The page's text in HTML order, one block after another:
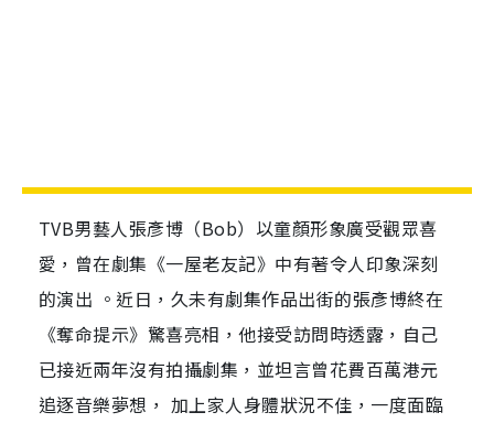
TVB男藝人張彥博（Bob）以童顏形象廣受觀眾喜
愛，曾在劇集《一屋老友記》中有著令人印象深刻
的演出 。近日，久未有劇集作品出街的張彥博終在
《奪命提示》驚喜亮相，他接受訪問時透露，自己
已接近兩年沒有拍攝劇集，並坦言曾花費百萬港元
追逐音樂夢想， 加上家人身體狀況不佳，一度面臨